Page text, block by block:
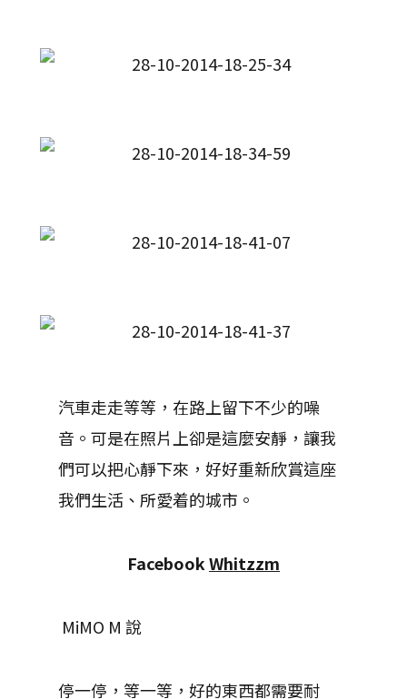
汽車走走等等，在路上留下不少的噪
音。可是在照片上卻是這麼安靜，讓我
們可以把心靜下來，好好重新欣賞這座
我們生活、所愛着的城市。
FacebookWhitzzm
MiMO M 說
停一停，等一等，好的東西都需要耐